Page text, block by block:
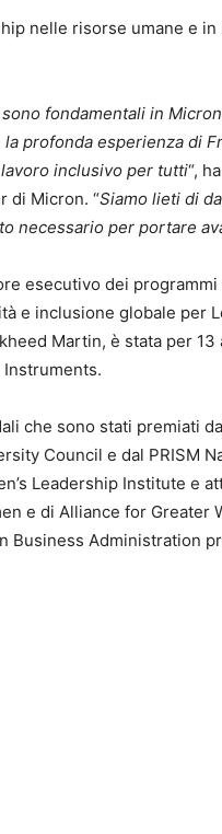
nelle risorse umane e
fondamentali in
profonda esperienza di
inclusivo per tutti“,
di Micron. “Siamo lieti di
necessario per portare
esecutivo dei
e inclusione globale per
Martin, è stata per
Instruments.
che sono stati premiati
Council e dal PRISM
Leadership Institute e
e di Alliance for Greater
Business Administration